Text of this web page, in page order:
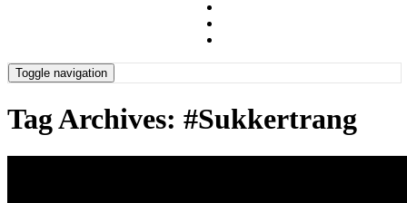
Toggle navigation
Tag Archives: #Sukkertrang